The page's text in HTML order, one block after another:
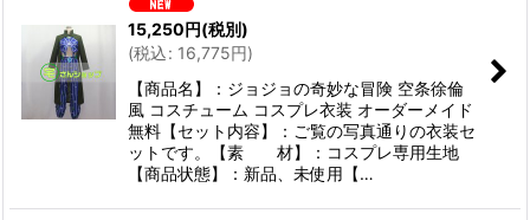
15,250円(税別)
(税込: 16,775円)
【商品名】：ジョジョの奇妙な冒険 空条徐倫
風 コスチューム コスプレ衣装 オーダーメイド
無料【セット内容】：ご覧の写真通りの衣装セ
ットです。【素 材】：コスプレ専用生地
【商品状態】：新品、未使用【…